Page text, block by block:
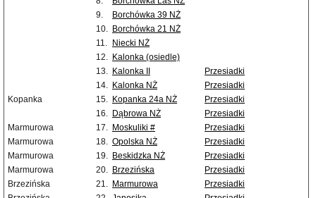
9.
Borchówka 39 NŻ
10. Borchówka 21 NŻ
11.
Niecki NŻ
12. Kalonka (osiedle)
13. Kalonka II
Przesiadki
14. Kalonka NŻ
Przesiadki
Kopanka
15. Kopanka 24a NŻ
Przesiadki
16. Dąbrowa NŻ
Przesiadki
Marmurowa
17. Moskuliki #
Przesiadki
Marmurowa
18. Opolska NŻ
Przesiadki
Marmurowa
19. Beskidzka NŻ
Przesiadki
Marmurowa
20. Brzezińska
Przesiadki
Brzezińska
21. Marmurowa
Przesiadki